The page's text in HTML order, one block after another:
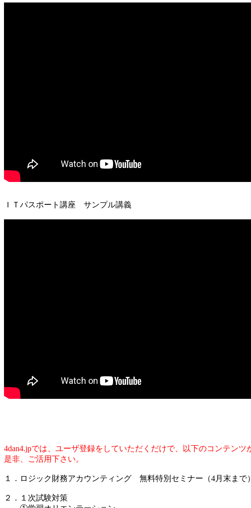
ＩＴパスポート講座 サンプル講義
4dan4.jpでは、ユーザ登録をしていただくだけで、以下のコンテンツ
是非、ご活用下さい。
１．ロジック財務アカウンティング 無料特別セミナー（4月末まで）
２．１次試験対策